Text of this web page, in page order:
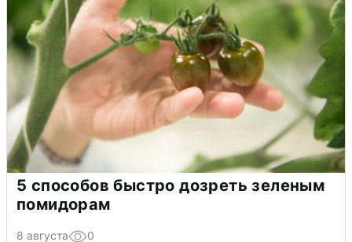
5 способов быстро дозреть зеленым
помидорам
8 августа 0